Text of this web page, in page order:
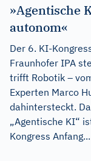
»Agentische
autonom«
Der 6. KI-
Fraunhofer IPA
trifft Robotik –
Experten Marco
dahintersteckt.
„Agentische KI“
Kongress Anfang...